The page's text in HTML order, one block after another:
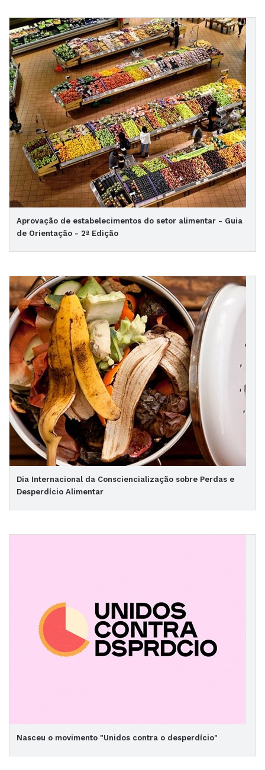
Aprovação de estabelecimentos do setor alimentar - Guia
de Orientação - 2ª Edição
Dia Internacional da Consciencialização sobre Perdas e
Desperdício Alimentar
Nasceu o movimento "Unidos contra o desperdício"